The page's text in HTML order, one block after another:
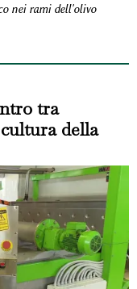
nei rami dell'olivo
tra
della